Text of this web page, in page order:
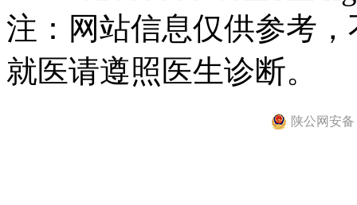
注：网站信息仅供参考
就医请遵照医生诊断。
陕公网安备